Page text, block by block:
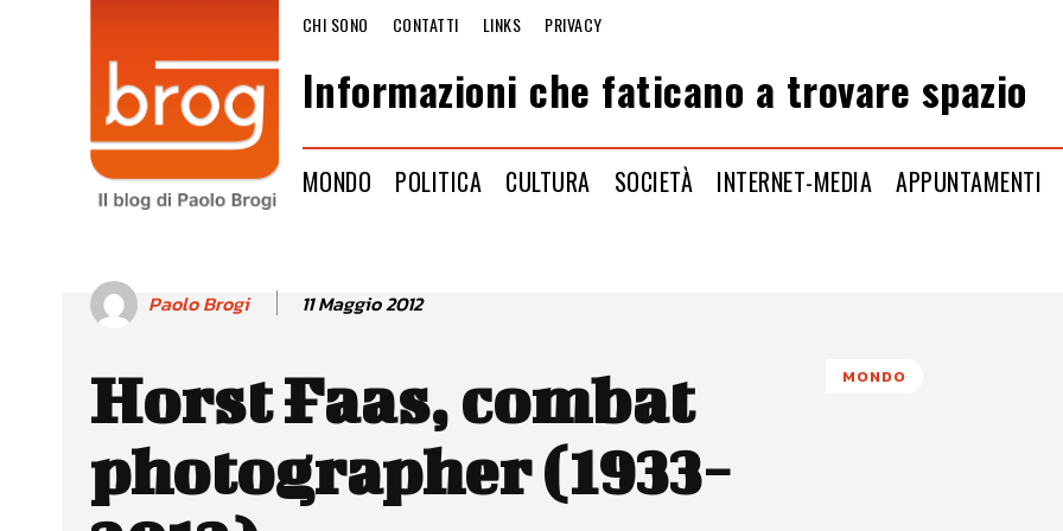
CHI SONO CONTATTI LINKS PRIVACY
Informazioni che faticano a trovare spazio
MONDO POLITICA CULTURA SOCIETÀ INTERNET-MEDIA APPUNTAMENTI
Paolo Brogi 11 Maggio 2012
Horst Faas, combat
photographer (1933-
MONDO